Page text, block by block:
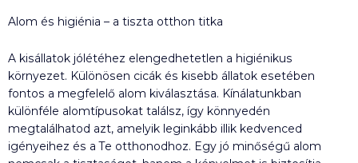
Alom és higiénia – a tiszta otthon titka
A kisállatok jólétéhez elengedhetetlen a higiénikus
környezet. Különösen cicák és kisebb állatok esetében
fontos a megfelelő alom kiválasztása. Kínálatunkban
különféle alomtípusokat találsz, így könnyedén
megtalálhatod azt, amelyik leginkább illik kedvenced
igényeihez és a Te otthonodhoz. Egy jó minőségű alom